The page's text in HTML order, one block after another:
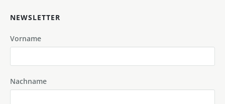
NEWSLETTER
Vorname
Nachname